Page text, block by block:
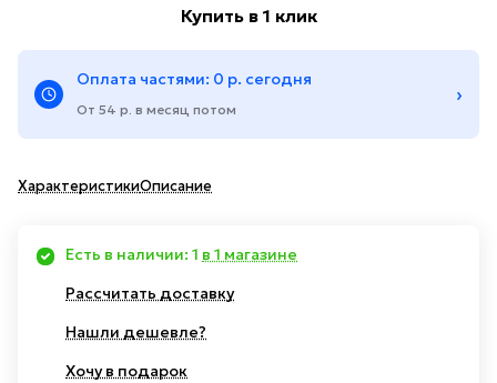
Купить в 1 клик
Оплата частями: 0 р. сегодня
От 54 р. в месяц потом
›
ХарактеристикиОписание
Есть в наличии: 1 в 1 магазине
Рассчитать доставку
Нашли дешевле?
Хочу в подарок